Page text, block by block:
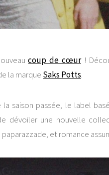
coup de cœur !
la marque Saks Potts.
la saison passée, le label
dévoiler une nouvelle
et romance